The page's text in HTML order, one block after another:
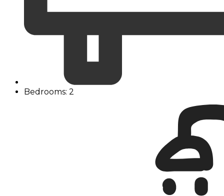
Bedrooms: 2